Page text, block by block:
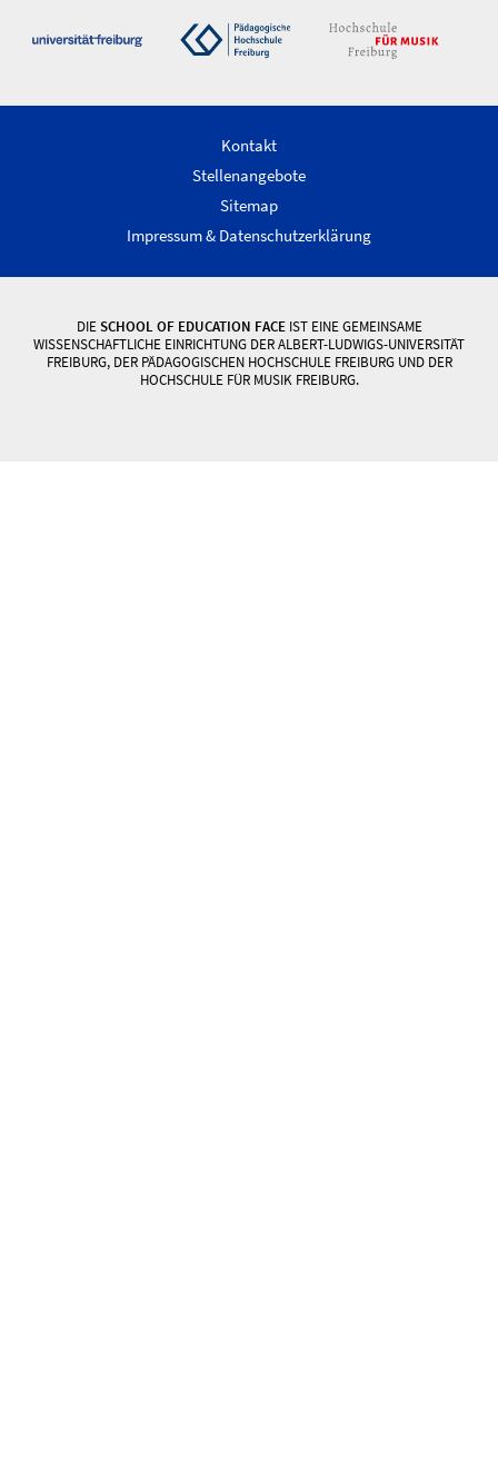
Kontakt
Stellenangebote
Sitemap
Impressum & Datenschutzerklärung
DIE SCHOOL OF EDUCATION FACEIST EINE GEMEINSAME
WISSENSCHAFTLICHE EINRICHTUNG DER ALBERT-LUDWIGS-UNIVERSITÄT
FREIBURG, DER PÄDAGOGISCHEN HOCHSCHULE FREIBURG UND DER
HOCHSCHULE FÜR MUSIK FREIBURG.